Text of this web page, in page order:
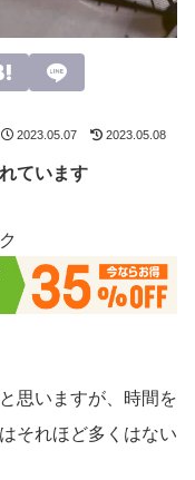
2023.05.07 2023.05.08
ています
思いますが、時間を
それほど多くはない